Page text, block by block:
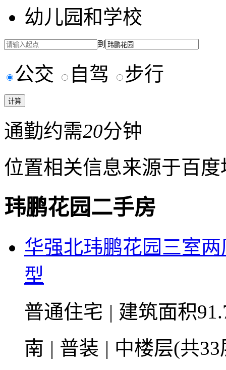
幼儿园和学校
到
公交 自驾 步行
通勤约需20分钟
位置相关信息来源于百
玮鹏花园二手房
华强北玮鹏花园三室
型
普通住宅 | 建筑面积
南 | 普装 | 中楼层(共